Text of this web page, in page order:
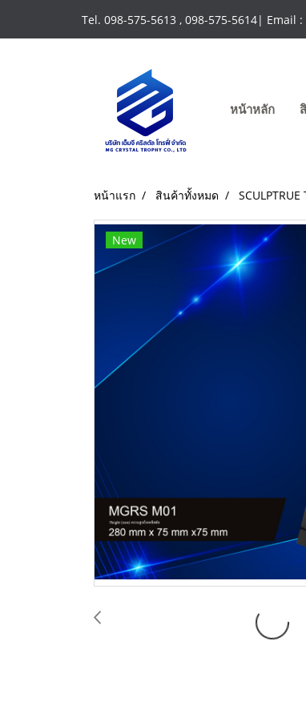
Tel. 098-575-5613 , 098-575-5614| Email
หน้าหลัก
หน้าแรก สินค้าทั้งหมด SCULPTRUE
New